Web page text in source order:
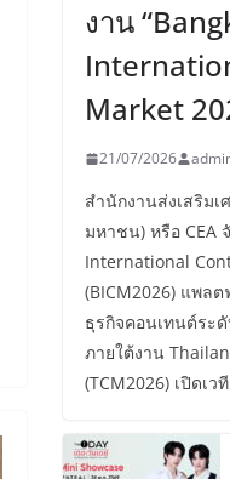
งาน
Market
21/07/2026
สำนักงานส่งเสริมเ
มหาชน) หรือ CEA
International
(BICM2026) แพล
ธุรกิจคอนเทนต์ระ
ภายใต้งาน
(TCM2026) เปิดเว